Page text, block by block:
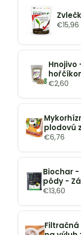
€15,96
Hnojivo
€2,60
plodovú
€6,76
Biochar
pôdy -
€13,60